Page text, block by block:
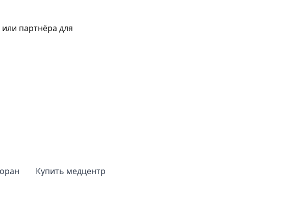
партнёра для
Купить медцентр